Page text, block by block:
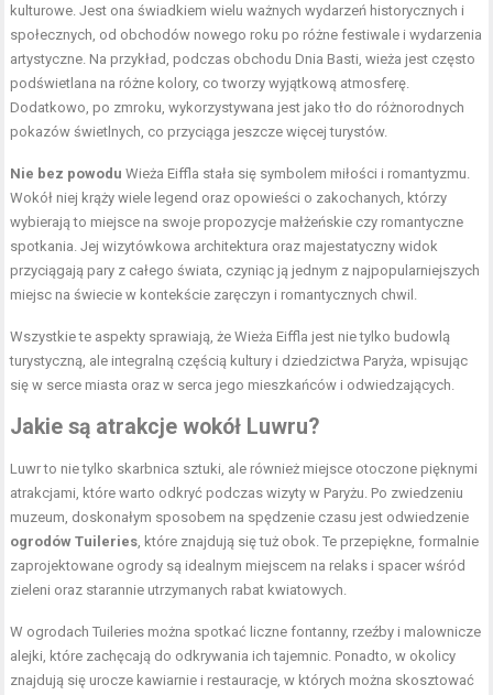
kulturowe. Jest ona świadkiem wielu ważnych wydarzeń historycznych i
społecznych, od obchodów nowego roku po różne festiwale i wydarzenia
artystyczne. Na przykład, podczas obchodu Dnia Basti, wieża jest często
podświetlana na różne kolory, co tworzy wyjątkową atmosferę.
Dodatkowo, po zmroku, wykorzystywana jest jako tło do różnorodnych
pokazów świetlnych, co przyciąga jeszcze więcej turystów.
Nie bez powodu Wieża Eiffla stała się symbolem miłości i romantyzmu.
Wokół niej krąży wiele legend oraz opowieści o zakochanych, którzy
wybierają to miejsce na swoje propozycje małżeńskie czy romantyczne
spotkania. Jej wizytówkowa architektura oraz majestatyczny widok
przyciągają pary z całego świata, czyniąc ją jednym z najpopularniejszych
miejsc na świecie w kontekście zaręczyn i romantycznych chwil.
Wszystkie te aspekty sprawiają, że Wieża Eiffla jest nie tylko budowlą
turystyczną, ale integralną częścią kultury i dziedzictwa Paryża, wpisując
się w serce miasta oraz w serca jego mieszkańców i odwiedzających.
Jakie są atrakcje wokół Luwru?
Luwr to nie tylko skarbnica sztuki, ale również miejsce otoczone pięknymi
atrakcjami, które warto odkryć podczas wizyty w Paryżu. Po zwiedzeniu
muzeum, doskonałym sposobem na spędzenie czasu jest odwiedzenie
ogrodów Tuileries , które znajdują się tuż obok. Te przepiękne, formalnie
zaprojektowane ogrody są idealnym miejscem na relaks i spacer wśród
zieleni oraz starannie utrzymanych rabat kwiatowych.
W ogrodach Tuileries można spotkać liczne fontanny, rzeźby i malownicze
alejki, które zachęcają do odkrywania ich tajemnic. Ponadto, w okolicy
znajdują się urocze kawiarnie i restauracje, w których można skosztować